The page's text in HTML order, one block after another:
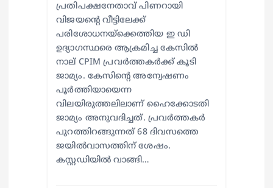
പ്രതിപക്ഷനേതാവ് പിണറായി
വിജയന്റെ വീട്ടിലേക്ക്
പരിശോധനയ്ക്കെത്തിയ ഇ ഡി
ഉദ്യാഗസ്ഥരെ ആക്രമിച്ച കേസിൽ
നാല് CPIM പ്രവർത്തകർക്ക് കൂടി
ജാമ്യം. കേസിന്റെ അന്വേഷണം
പൂർത്തിയായെന്ന
വിലയിരുത്തലിലാണ് ഹൈക്കോടതി
ജാമ്യം അനുവദിച്ചത്. പ്രവർത്തകർ
പുറത്തിറങ്ങുന്നത് 68 ദിവസത്തെ
ജയിൽവാസത്തിന് ശേഷം.
കസ്റ്റഡിയില്‍ വാങ്ങി…